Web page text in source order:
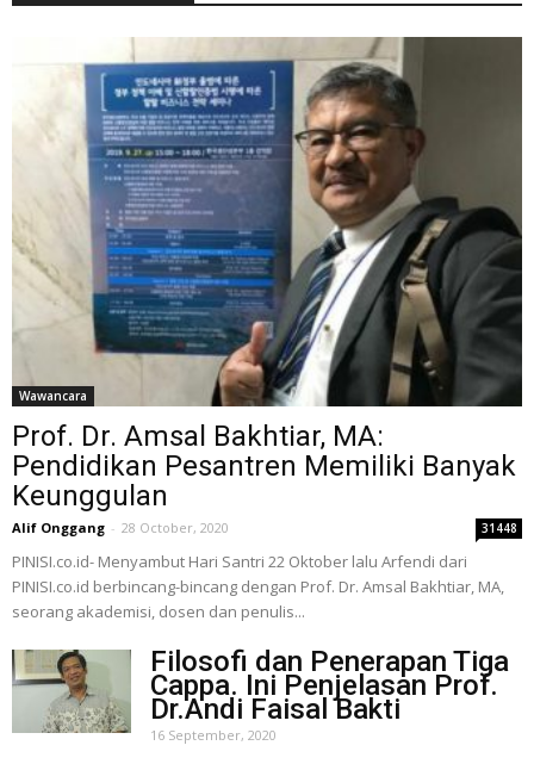
Wawancara
Prof. Dr. Amsal Bakhtiar, MA:
Pendidikan Pesantren Memiliki Banyak
Keunggulan
Alif Onggang - 28 October, 2020 31448
PINISI.co.id- Menyambut Hari Santri 22 Oktober lalu Arfendi dari
PINISI.co.id berbincang-bincang dengan Prof. Dr. Amsal Bakhtiar, MA,
seorang akademisi, dosen dan penulis...
Filosofi dan Penerapan Tiga
Cappa. Ini Penjelasan Prof.
Dr.Andi Faisal Bakti
16 September, 2020